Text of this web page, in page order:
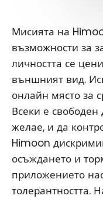
Мисията на
възможности за
личността се
външният вид.
онлайн място за
Всеки е свободен
желае, и да
Himoon
осъждането и
приложението
толерантността.